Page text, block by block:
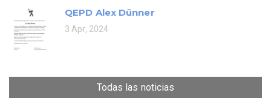
QEPD Alex Dünner
3 Apr, 2024
Todas las noticias